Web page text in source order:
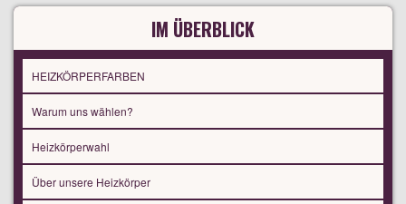
IM ÜBERBLICK
HEIZKÖRPERFARBEN
Warum uns wählen?
Heizkörperwahl
Über unsere Heizkörper